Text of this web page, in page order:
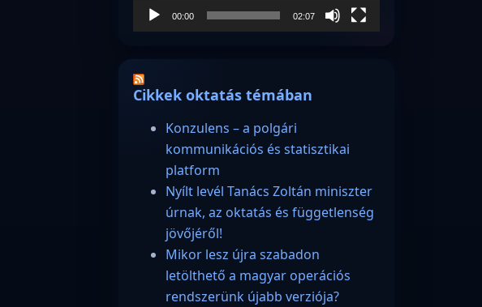
00:00 02:07
Cikkek oktatás témában
Konzulens – a polgári
kommunikációs és statisztikai
platform
Nyílt levél Tanács Zoltán miniszter
úrnak, az oktatás és függetlenség
jövőjéről!
Mikor lesz újra szabadon
letölthető a magyar operációs
rendszerünk újabb verziója?